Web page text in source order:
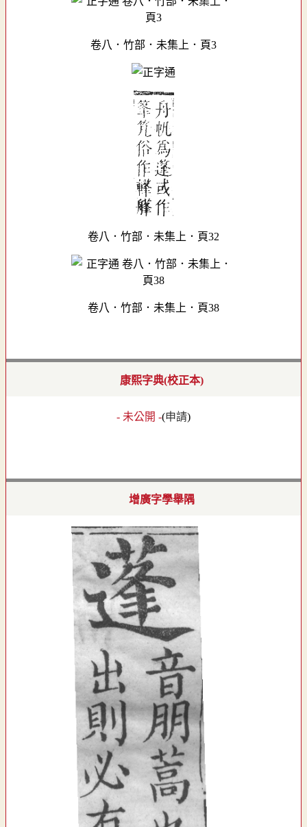
卷八．竹部．未集上．頁3
卷八．竹部．未集上．頁32
卷八．竹部．未集上．頁38
康熙字典(校正本)
- 未公開 -(申請)
增廣字學舉隅